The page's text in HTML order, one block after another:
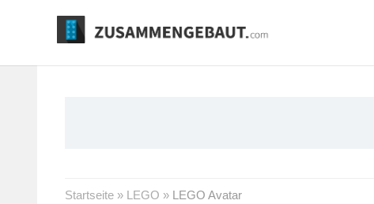
Startseite » LEGO » LEGO Avatar